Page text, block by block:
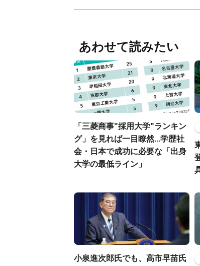
あわせて読みたい
「三菱商事"採用大学"ランキン
グ」を見れば一目瞭然...学歴社
会・日本で成功に必要な「出身
大学の最低ライン」
小泉進次郎氏でも、高市早苗氏